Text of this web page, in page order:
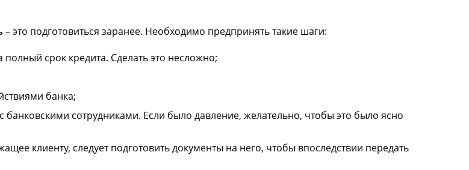
– это подготовиться заранее. Необходимо предпринять такие шаги:
срок кредита. Сделать это несложно;
банка;
сотрудниками. Если было давление, желательно, чтобы это было ясно
клиенту, следует подготовить документы на него, чтобы впоследствии передать